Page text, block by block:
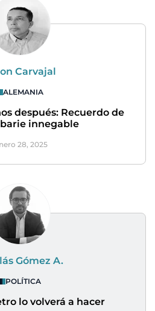
Carvajal
ALEMANIA
después: Recuerdo de
innegable
28, 2025
Gómez A.
POLÍTICA
lo volverá a hacer